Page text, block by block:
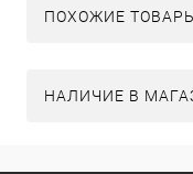
ПОХОЖИЕ
НАЛИЧИЕ В